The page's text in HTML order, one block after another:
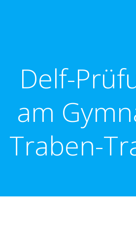
Delf-
am
Traben-